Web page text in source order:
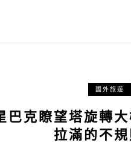
國外旅遊
巴克瞭望塔旋轉
拉滿的不